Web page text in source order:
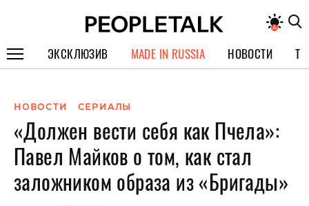
ЭКСКЛЮЗИВ
СПЕЦПРОЕКТЫ
ИНТЕРВЬЮ
ПОКОЛЕНИЕ
MADE IN RUSSIA НОВОСТИ
НОВОСТИ СЕРИАЛЫ
«Должен вести себя как Пчела»:
Павел Майков о том, как стал
заложником образа из «Бригады»